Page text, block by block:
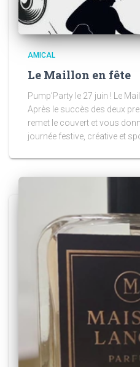
AMICAL
Le Maillon en fête
Pump’Party le 27 juin ! Le
Après le succès des deux
remet le couvert et vous
journée festive, créative et